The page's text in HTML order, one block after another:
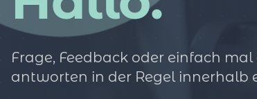
Frage, Feedback oder einfach
antworten in der Regel innerhalb